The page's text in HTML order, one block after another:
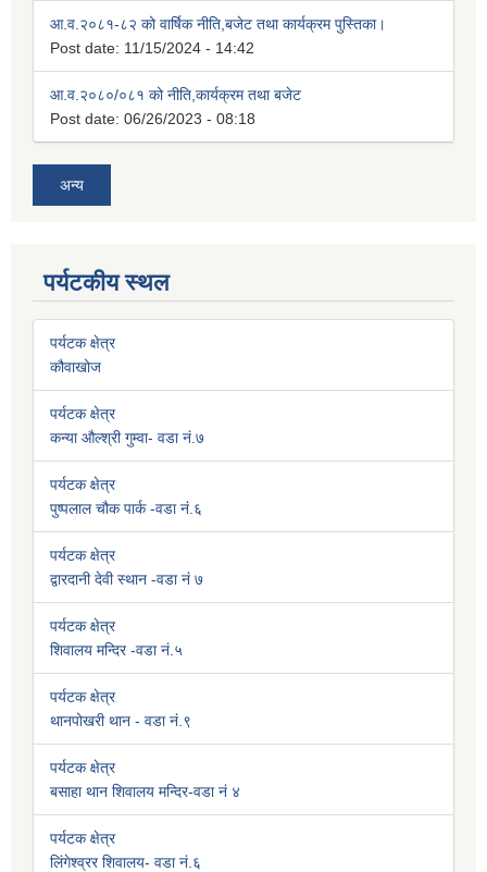
आ.व.२०८१-८२ को वार्षिक नीति,बजेट तथा कार्यक्रम पुस्तिका।
Post date: 11/15/2024 - 14:42
आ.व.२०८०/०८१ को नीति,कार्यक्रम तथा बजेट
Post date: 06/26/2023 - 08:18
अन्य
पर्यटकीय स्थल
पर्यटक क्षेत्र
कौवाखोज
पर्यटक क्षेत्र
कन्या औल्श्री गुम्वा- वडा नं.७
पर्यटक क्षेत्र
पुष्पलाल चौक पार्क -वडा नं.६
पर्यटक क्षेत्र
द्वारदानी देवी स्थान -वडा नं ७
पर्यटक क्षेत्र
शिवालय मन्दिर -वडा नं.५
पर्यटक क्षेत्र
थानपोखरी थान - वडा नं.९
पर्यटक क्षेत्र
बसाहा थान शिवालय मन्दिर-वडा नं ४
पर्यटक क्षेत्र
लिंगेश्व्रर शिवालय- वडा नं.६